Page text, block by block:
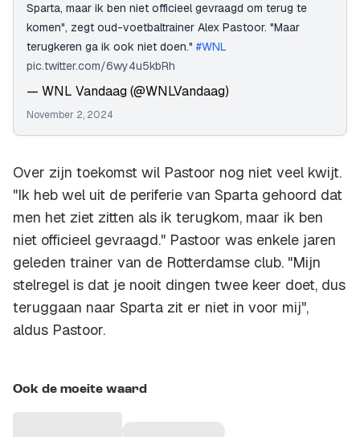
Sparta, maar ik ben niet officieel gevraagd om terug te
komen", zegt oud-voetbaltrainer Alex Pastoor. "Maar
terugkeren ga ik ook niet doen." #WNL
pic.twitter.com/6wy4u5kbRh
— WNL Vandaag (@WNLVandaag)
November 2, 2024
Over zijn toekomst wil Pastoor nog niet veel kwijt.
"Ik heb wel uit de periferie van Sparta gehoord dat
men het ziet zitten als ik terugkom, maar ik ben
niet officieel gevraagd." Pastoor was enkele jaren
geleden trainer van de Rotterdamse club. "Mijn
stelregel is dat je nooit dingen twee keer doet, dus
teruggaan naar Sparta zit er niet in voor mij",
aldus Pastoor.
Ook de moeite waard